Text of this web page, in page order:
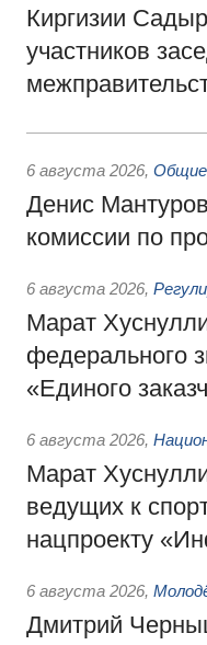
Киргизии
участников
6 августа 2026, Общие
Денис
комиссии по
6 августа 2026,
Марат
федерального
«Единого
6 августа 2026,
Марат
ведущих к
нацпроекту
6 августа 2026,
Дмитрий